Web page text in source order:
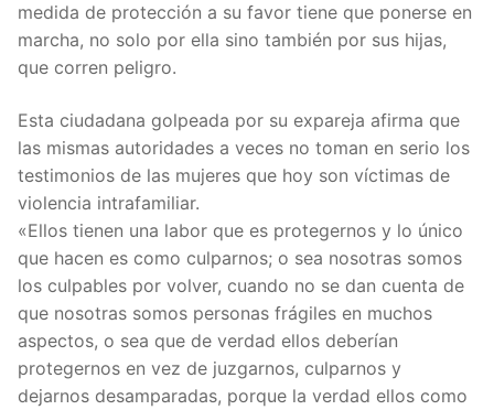
medida de protección a su favor tiene que ponerse en
marcha, no solo por ella sino también por sus hijas,
que corren peligro.
Esta ciudadana golpeada por su expareja afirma que
las mismas autoridades a veces no toman en serio los
testimonios de las mujeres que hoy son víctimas de
violencia intrafamiliar.
«Ellos tienen una labor que es protegernos y lo único
que hacen es como culparnos; o sea nosotras somos
los culpables por volver, cuando no se dan cuenta de
que nosotras somos personas frágiles en muchos
aspectos, o sea que de verdad ellos deberían
protegernos en vez de juzgarnos, culparnos y
dejarnos desamparadas, porque la verdad ellos como